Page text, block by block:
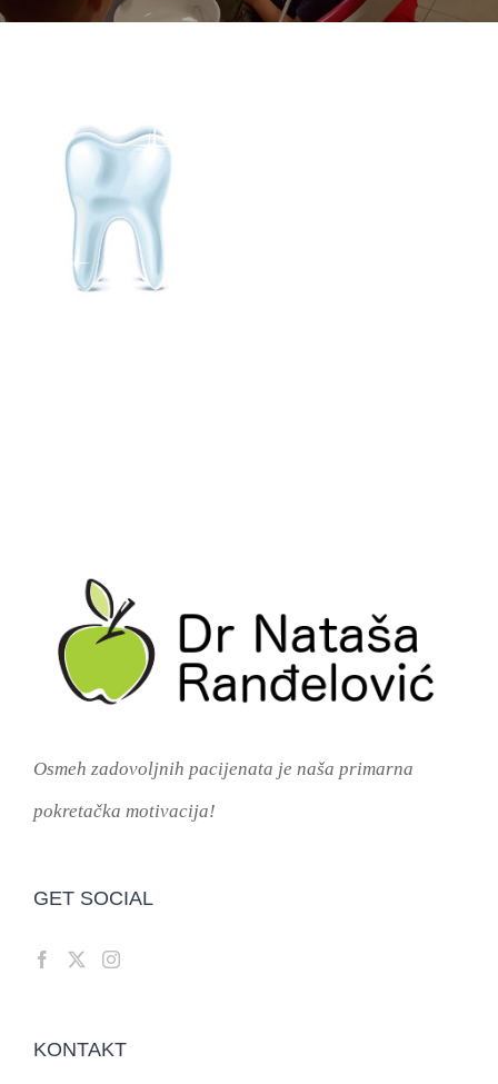
Osmeh zadovoljnih pacijenata je naša primarna
pokretačka motivacija!
GET SOCIAL
KONTAKT